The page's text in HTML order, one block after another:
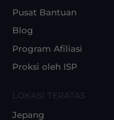
Pusat Bantuan
Blog
Program Afiliasi
Proksi oleh ISP
LOKASI TERATAS
Jepang